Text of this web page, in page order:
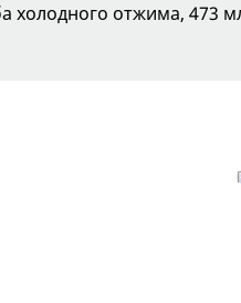
отжима, 473